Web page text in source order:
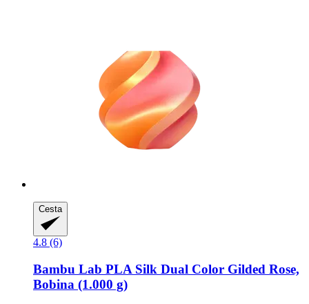
Cesta
4.8 (6)
Bambu Lab PLA Silk Dual Color Gilded Rose,
Bobina (1.000 g)